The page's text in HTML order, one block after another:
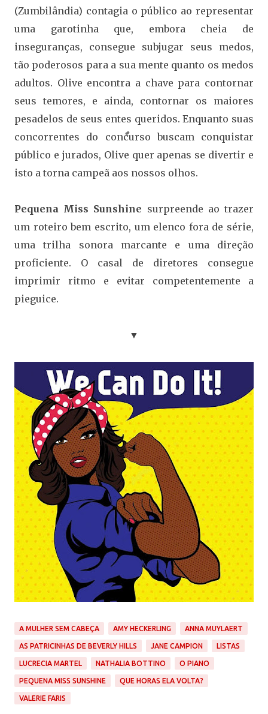
(Zumbilândia) contagia o público ao representar
uma garotinha que, embora cheia de
inseguranças, consegue subjugar seus medos,
tão poderosos para a sua mente quanto os medos
adultos. Olive encontra a chave para contornar
seus temores, e ainda, contornar os maiores
pesadelos de seus entes queridos. Enquanto suas
concorrentes do concurso buscam conquistar
público e jurados, Olive quer apenas se divertir e
isto a torna campeã aos nossos olhos.
Pequena Miss Sunshine surpreende ao trazer
um roteiro bem escrito, um elenco fora de série,
uma trilha sonora marcante e uma direção
proficiente. O casal de diretores consegue
imprimir ritmo e evitar competentemente a
pieguice.
▼
A MULHER SEM CABEÇA AMY HECKERLING ANNA MUYLAERT
AS PATRICINHAS DE BEVERLY HILLS JANE CAMPION LISTAS
LUCRECIA MARTEL NATHALIA BOTTINO O PIANO
PEQUENA MISS SUNSHINE QUE HORAS ELA VOLTA?
VALERIE FARIS